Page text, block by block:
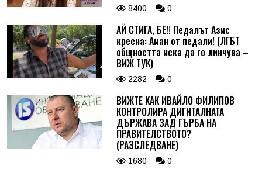
8400 0
АЙ СТИГА, БЕ!! Педалът Азис
кресна: Аман от педали! (ЛГБТ
общността иска да го линчува –
ВИЖ ТУК)
2282 0
ВИЖТЕ КАК ИВАЙЛО ФИЛИПОВ
КОНТРОЛИРА ДИГИТАЛНАТА
ДЪРЖАВА ЗАД ГЪРБА НА
ПРАВИТЕЛСТВОТО?
(РАЗСЛЕДВАНЕ)
1680 0